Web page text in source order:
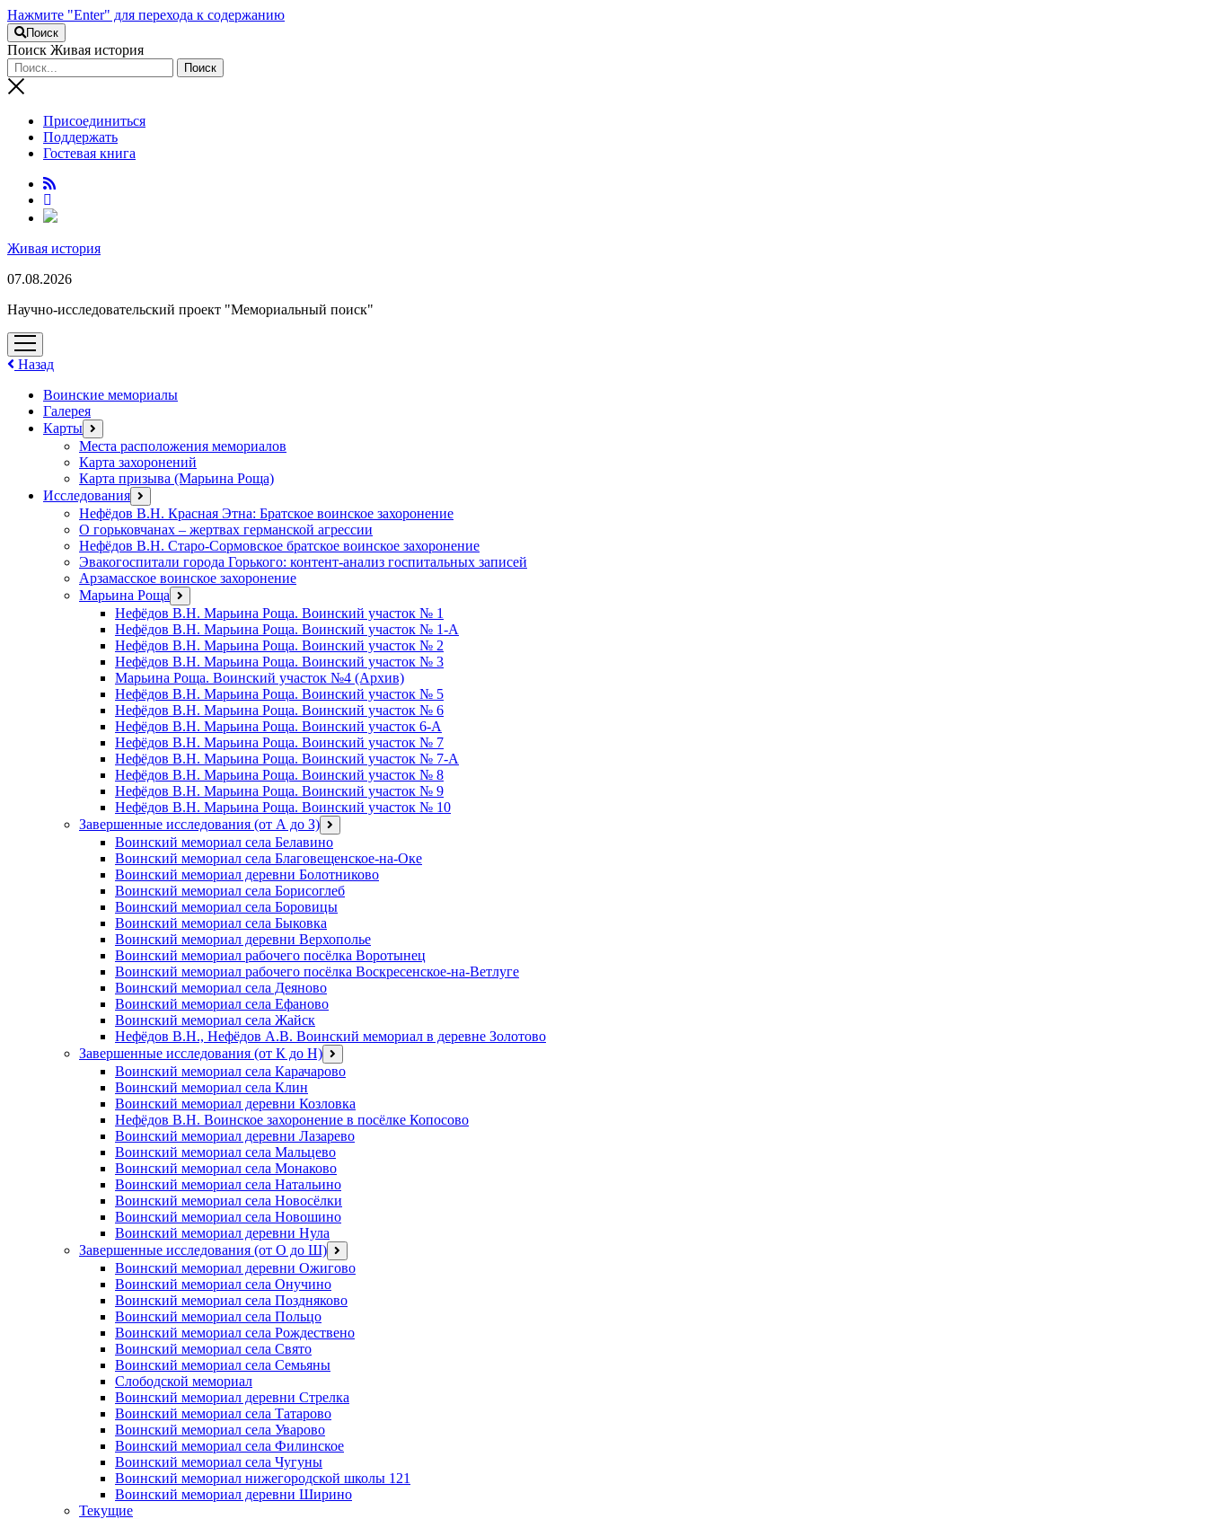
Нажмите "Enter" для перехода к содержанию
Поиск
Поиск Живая история
Присоединиться
Поддержать
Гостевая книга
RuTube
Живая история
07.08.2026
Научно-исследовательский проект "Мемориальный поиск"
открыть
меню
Назад
Воинские мемориалы
Галерея
Карты открыть
меню
Места расположения мемориалов
Карта захоронений
Карта призыва (Марьина Роща)
Исследования открыть
меню
Нефёдов В.Н. Красная Этна: Братское воинское захоронение
О горьковчанах – жертвах германской агрессии
Нефёдов В.Н. Старо-Сормовское братское воинское захоронение
Эвакогоспитали города Горького: контент-анализ госпитальных записей
Арзамасское воинское захоронение
Марьина Роща открыть
меню
Нефёдов В.Н. Марьина Роща. Воинский участок № 1
Нефёдов В.Н. Марьина Роща. Воинский участок № 1-А
Нефёдов В.Н. Марьина Роща. Воинский участок № 2
Нефёдов В.Н. Марьина Роща. Воинский участок № 3
Марьина Роща. Воинский участок №4 (Архив)
Нефёдов В.Н. Марьина Роща. Воинский участок № 5
Нефёдов В.Н. Марьина Роща. Воинский участок № 6
Нефёдов В.Н. Марьина Роща. Воинский участок 6-А
Нефёдов В.Н. Марьина Роща. Воинский участок № 7
Нефёдов В.Н. Марьина Роща. Воинский участок № 7-А
Нефёдов В.Н. Марьина Роща. Воинский участок № 8
Нефёдов В.Н. Марьина Роща. Воинский участок № 9
Нефёдов В.Н. Марьина Роща. Воинский участок № 10
Завершенные исследования (от А до З) открыть
меню
Воинский мемориал села Белавино
Воинский мемориал села Благовещенское-на-Оке
Воинский мемориал деревни Болотниково
Воинский мемориал села Борисоглеб
Воинский мемориал села Боровицы
Воинский мемориал села Быковка
Воинский мемориал деревни Верхополье
Воинский мемориал рабочего посёлка Воротынец
Воинский мемориал рабочего посёлка Воскресенское-на-Ветлуге
Воинский мемориал села Деяново
Воинский мемориал села Ефаново
Воинский мемориал села Жайск
Нефёдов В.Н., Нефёдов А.В. Воинский мемориал в деревне Золотово
Завершенные исследования (от К до Н) открыть
меню
Воинский мемориал села Карачарово
Воинский мемориал села Клин
Воинский мемориал деревни Козловка
Нефёдов В.Н. Воинское захоронение в посёлке Копосово
Воинский мемориал деревни Лазарево
Воинский мемориал села Мальцево
Воинский мемориал села Монаково
Воинский мемориал села Натальино
Воинский мемориал села Новосёлки
Воинский мемориал села Новошино
Воинский мемориал деревни Нула
Завершенные исследования (от О до Ш) открыть
меню
Воинский мемориал деревни Ожигово
Воинский мемориал села Онучино
Воинский мемориал села Поздняково
Воинский мемориал села Польцо
Воинский мемориал села Рождествено
Воинский мемориал села Свято
Воинский мемориал села Семьяны
Слободской мемориал
Воинский мемориал деревни Стрелка
Воинский мемориал села Татарово
Воинский мемориал села Уварово
Воинский мемориал села Филинское
Воинский мемориал села Чугуны
Воинский мемориал нижегородской школы 121
Воинский мемориал деревни Ширино
Текущие